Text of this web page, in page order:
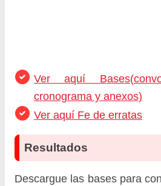
Ver aquí
cronograma y anexos)
Ver aquí Fe de erratas
Resultados
Descargue las bases para